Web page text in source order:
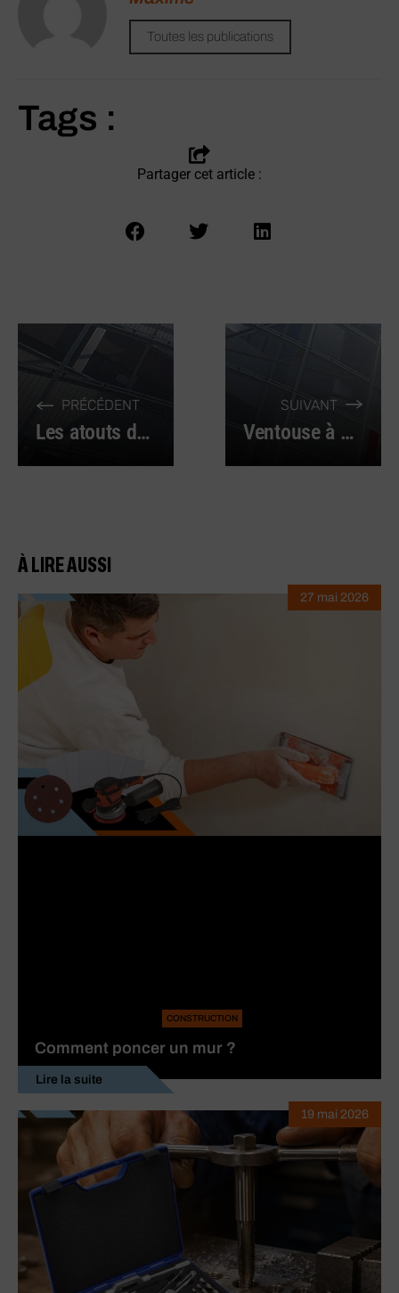
Toutes les publications
Tags :
Partager cet article :
PRÉCÉDENT
Les atouts du savon microbille en milieu professionnel
SUIVANT
Ventouse à pompe : l’outil indispensable des manutentionnaires
À LIRE AUSSI
CONSTRUCTION
Comment poncer un mur ?
Lire la suite
27 mai 2026
19 mai 2026